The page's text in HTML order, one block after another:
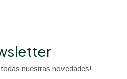
nuestras novedades!